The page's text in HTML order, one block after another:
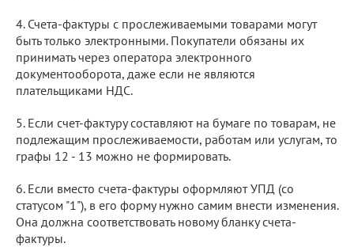
4. Счета-фактуры с прослеживаемыми товарами могут
быть только электронными. Покупатели обязаны их
принимать через оператора электронного
документооборота, даже если не являются
плательщиками НДС.
5. Если счет-фактуру составляют на бумаге по товарам, не
подлежащим прослеживаемости, работам или услугам, то
графы 12 - 13 можно не формировать.
6. Если вместо счета-фактуры оформляют УПД (со
статусом "1"), в его форму нужно самим внести изменения.
Она должна соответствовать новому бланку счета-
фактуры.